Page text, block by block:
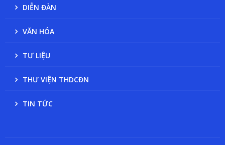
DIỄN ĐÀN
VĂN HÓA
TƯ LIỆU
THƯ VIỆN THDCĐN
TIN TỨC